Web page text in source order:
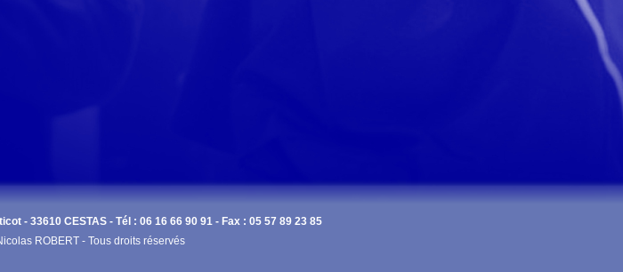
- 33610 CESTAS - Tél : 06 16 66 90 91 - Fax : 05 57 89 23 85
ROBERT - Tous droits réservés